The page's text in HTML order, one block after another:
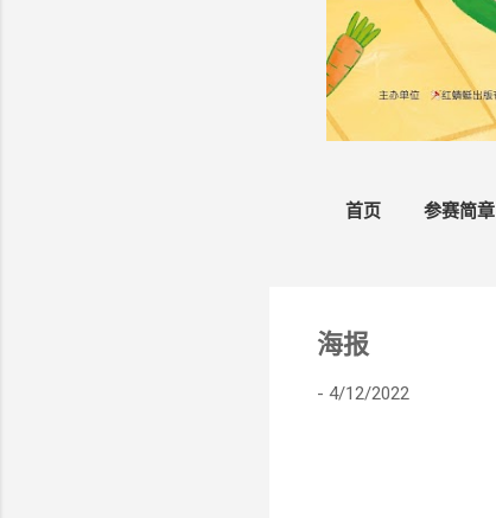
首页 参赛简章
海报
- 4/12/2022